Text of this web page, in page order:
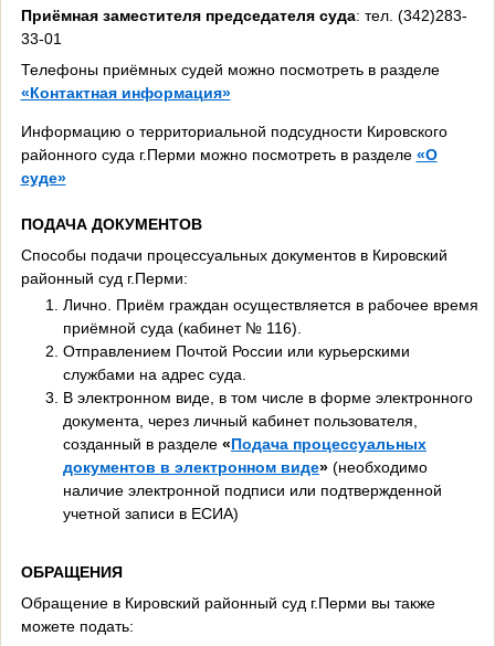
Приёмная заместителя председателя суда: тел. (342)283-
33-01
Телефоны приёмных судей можно посмотреть в разделе
«Контактная информация»
Информацию о территориальной подсудности Кировского
районного суда г.Перми можно посмотреть в разделе «О
суде»
ПОДАЧА ДОКУМЕНТОВ
Способы подачи процессуальных документов в Кировский
районный суд г.Перми:
Лично. Приём граждан осуществляется в рабочее время
приёмной суда (кабинет № 116).
Отправлением Почтой России или курьерскими
службами на адрес суда.
В электронном виде, в том числе в форме электронного
документа, через личный кабинет пользователя,
созданный в разделе «Подача процессуальных
документов в электронном виде» (необходимо
наличие электронной подписи или подтвержденной
учетной записи в ЕСИА)
ОБРАЩЕНИЯ
Обращение в Кировский районный суд г.Перми вы также
можете подать: